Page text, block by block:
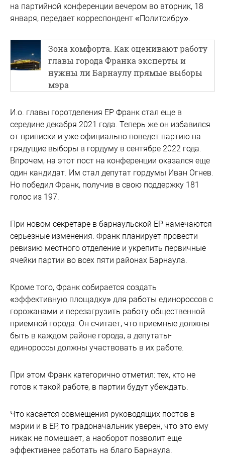
на партийной конференции вечером во вторник, 18
января, передает корреспондент «Политсибру».
Зона комфорта. Как оценивают работу
главы города Франка эксперты и
нужны ли Барнаулу прямые выборы
мэра
И.о. главы горотделения ЕР Франк стал еще в
середине декабря 2021 года. Теперь же он избавился
от приписки и уже официально поведет партию на
грядущие выборы в гордуму в сентябре 2022 года.
Впрочем, на этот пост на конференции оказался еще
один кандидат. Им стал депутат гордумы Иван Огнев.
Но победил Франк, получив в свою поддержку 181
голос из 197.
При новом секретаре в барнаульской ЕР намечаются
серьезные изменения. Франк планирует провести
ревизию местного отделение и укрепить первичные
ячейки партии во всех пяти районах Барнаула.
Кроме того, Франк собирается создать
«эффективную площадку» для работы единороссов с
горожанами и перезагрузить работу общественной
приемной города. Он считает, что приемные должны
быть в каждом районе города, а депутаты-
единороссы должны участвовать в их работе.
При этом Франк категорично отметил: тех, кто не
готов к такой работе, в партии будут убеждать.
Что касается совмещения руководящих постов в
мэрии и в ЕР, то градоначальник уверен, что это ему
никак не помешает, а наоборот позволит еще
эффективнее работать на благо Барнаула.